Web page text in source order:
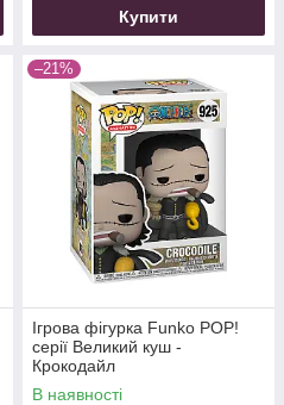
Купити
–21%
Ігрова фігурка Funko POP!
cерії Великий куш -
Крокодайл
В наявності